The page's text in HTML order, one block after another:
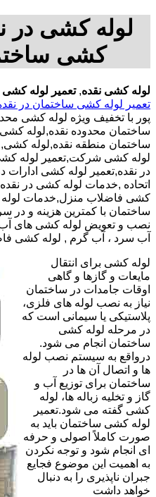
لوله کشی در
کشی
لوله کشی نقده,تعمیر لوله
تعمیر لوله کشی ساختمان در
پور با تخفیف ویژه لوله کشی
ساختمان محدوده نقده,لوله
ساختمان منطقه نقده,لوله کشی,
لوله کشی شرکت,تعمیر لوله
در نقده,تعمیر لوله کشی ادارات
اتحاده ,خدمات لوله کشی در
کشی فاضلاب منزل,خدمات
ساختمان با کمترین هزینه و در
نصب و تعویض لوله کشی های آب
آب سرد ، آب گرم , لوله کشی
لوله کشی برای انتقال
مایعات و گازها و گاهی
اوقات جامدات در ساختمان
نیاز به نصب لوله های فلزی،
پلاستیکی یا سیمانی است که
در مرحله لوله کشی
ساختمان انجام می شود.
درواقع به سیستم نصب لوله
ها و اتصال آن ها در
ساختمان برای توزیع آب و
گاز و تخلیه زباله ها، لوله
کشی گفته می شود.تعمیر
لوله کشی ساختمان باید به
صورت کاملاً اصولی و حرفه
ای انجام شود و توجه نکردن
به اهمیت این موضوع فجایع
جبران ناپذیری را به دنبال
خواهد داشت